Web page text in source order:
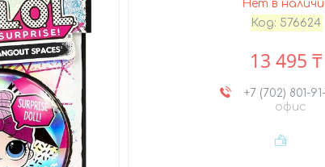
Нет в
Код: 576624
13 495 ₸
+7 (702) 801-
офис